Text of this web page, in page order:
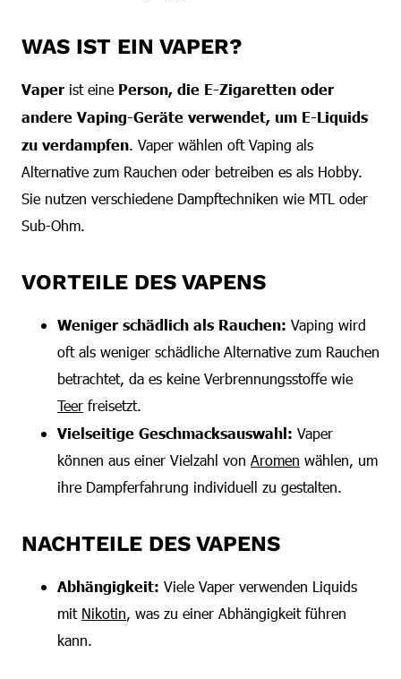
WAS IST EIN VAPER?
Vaper ist eine Person, die E-Zigaretten oder
andere Vaping-Geräte verwendet, um E-Liquids
zu verdampfen. Vaper wählen oft Vaping als
Alternative zum Rauchen oder betreiben es als Hobby.
Sie nutzen verschiedene Dampftechniken wie MTL oder
Sub-Ohm.
VORTEILE DES VAPENS
Weniger schädlich als Rauchen: Vaping wird
oft als weniger schädliche Alternative zum Rauchen
betrachtet, da es keine Verbrennungsstoffe wie
Teer freisetzt.
Vielseitige Geschmacksauswahl: Vaper
können aus einer Vielzahl von Aromen wählen, um
ihre Dampferfahrung individuell zu gestalten.
NACHTEILE DES VAPENS
Abhängigkeit: Viele Vaper verwenden Liquids
mit Nikotin, was zu einer Abhängigkeit führen
kann.